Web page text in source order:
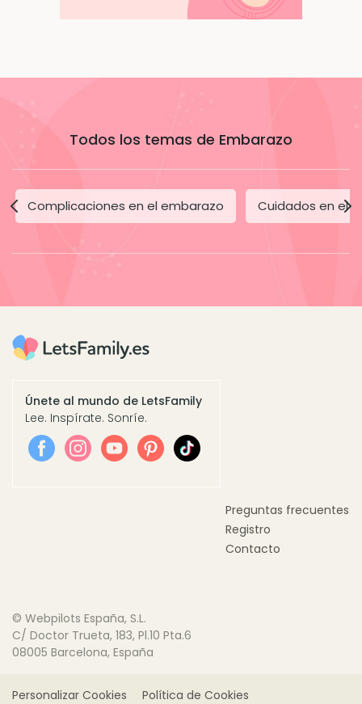
Todos los temas de Embarazo
Complicaciones en el embarazo Cuidados en el
Únete al mundo de LetsFamily
Lee. Inspírate. Sonríe.
Preguntas frecuentes
Registro
Contacto
© Webpilots España, S.L.
C/ Doctor Trueta, 183, Pl.10 Pta.6
08005 Barcelona, España
Personalizar Cookies Política de Cookies